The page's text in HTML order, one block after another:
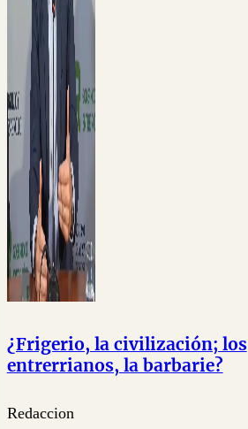
¿Frigerio, la civilización; los
entrerrianos, la barbarie?
Redaccion